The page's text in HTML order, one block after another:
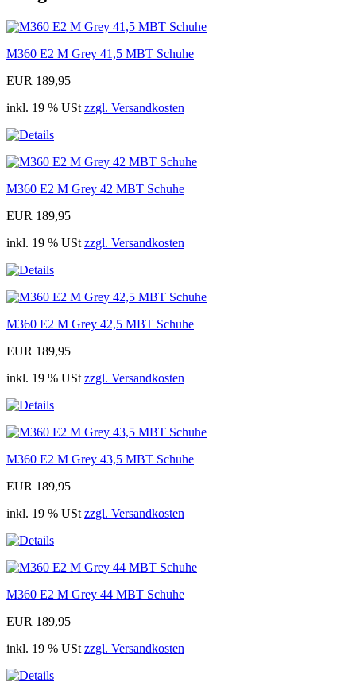
M360 E2 M Grey 41,5 MBT Schuhe
EUR 189,95
inkl. 19 % USt zzgl. Versandkosten
M360 E2 M Grey 42 MBT Schuhe
EUR 189,95
inkl. 19 % USt zzgl. Versandkosten
M360 E2 M Grey 42,5 MBT Schuhe
EUR 189,95
inkl. 19 % USt zzgl. Versandkosten
M360 E2 M Grey 43,5 MBT Schuhe
EUR 189,95
inkl. 19 % USt zzgl. Versandkosten
M360 E2 M Grey 44 MBT Schuhe
EUR 189,95
inkl. 19 % USt zzgl. Versandkosten